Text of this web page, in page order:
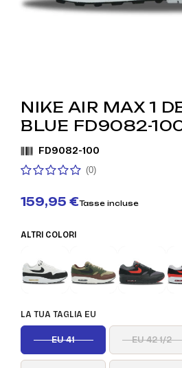
NIKE AIR MAX 1
BLUE FD9082-
FD9082-100
(0)
159,95 €Tasse incluse
ALTRI COLORI
LA TUA TAGLIA EU
EU 41 EU 42 1/2